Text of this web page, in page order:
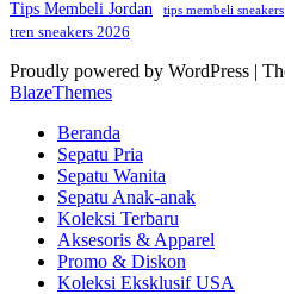
Tips Membeli Jordan tips membeli sneakers
tren sneakers 2026
Proudly powered by WordPress |
BlazeThemes
Beranda
Sepatu Pria
Sepatu Wanita
Sepatu Anak-anak
Koleksi Terbaru
Aksesoris & Apparel
Promo & Diskon
Koleksi Eksklusif USA